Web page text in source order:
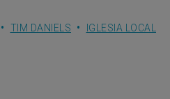
TIM DANIELS IGLESIA LOCAL